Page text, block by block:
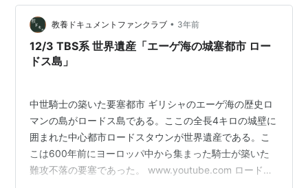
した。日本は旅行型だが、ヨーロッパは 滞在型が多い。
安いツアーが多いのだ。同じ場所、同じホテルに滞在し
て、のんびり過ごすのだ。 まあ行先によってだが、主人
の友人のご家族は、アメリカへ…
教養ドキュメントファンクラブ • 3年前
12/3 TBS系 世界遺産「エーゲ海の城塞都市 ロー
ドス島」
中世騎士の築いた要塞都市 ギリシャのエーゲ海の歴史ロ
マンの島がロードス島である。ここの全長4キロの城壁に
囲まれた中心都市ロードスタウンが世界遺産である。こ
こは600年前にヨーロッパ中から集まった騎士が築いた
難攻不落の要塞であった。 www.youtube.com ロードス